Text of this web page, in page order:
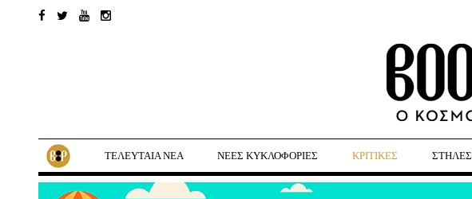
ΤΕΛΕΥΤΑΙΑ ΝΕΑ ΝΕΕΣ ΚΥΚΛΟΦΟΡΙΕΣ ΚΡΙΤΙΚΕΣ ΣΤΗΛΕΣ